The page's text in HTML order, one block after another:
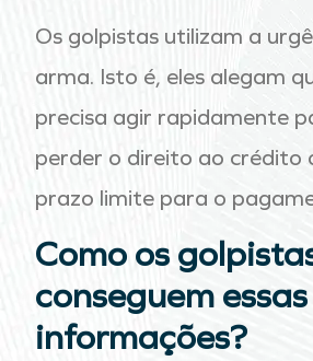
Os golpistas utilizam a
arma. Isto é, eles alegam
precisa agir rapidamente
perder o direito ao crédito
prazo limite para o
Como os
conseguem essas
informações?